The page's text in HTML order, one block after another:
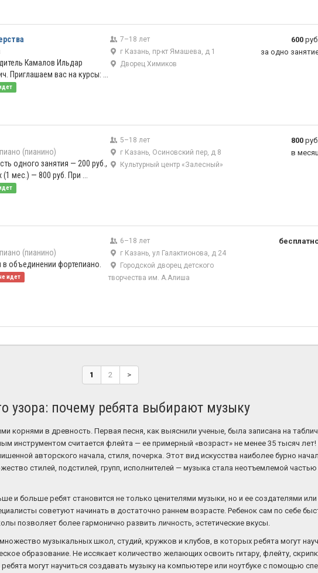
Камалов Ильдар
Приглашаем вас на курсы: ...
7–18 лет
г Казань, пр-кт Ямашева, д 1
Дворец Химиков
600
за одно
(пианино)
одного занятия — 200 руб.,
(1 мес.) — 800 руб. При ...
5–18 лет
г Казань, Осиновский пер, д 8
Культурный центр «Залесный»
800
в
(пианино)
в объединении фортепиано.
идет
6–18 лет
г Казань, ул Галактионова, д 24
Городской дворец детского
творчества им. А.Алиша
1 2 >
узора: почему ребята выбирают музыку
корнями в древность. Первая песня, как выяснили ученые, была записана на
инструментом считается флейта — ее примерный «возраст» не менее 35 тысяч
авторского начала, стиля, почерка. Этот вид искусства наиболее бурно
стилей, подстилей, групп, исполнителей — музыка стала неотъемлемой
и больше ребят становится не только ценителями музыки, но и ее создателями
советуют начинать в достаточно раннем возрасте. Ребенок сам по себе
позволяет более гармонично развить личность, эстетические вкусы.
музыкальных школ, студий, кружков и клубов, в которых ребята могут
образование. Не иссякает количество желающих освоить гитару, флейту,
могут научиться создавать музыку на компьютере или ноутбуке с помощью